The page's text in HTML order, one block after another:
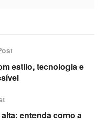
estilo, tecnologia e
entenda como a